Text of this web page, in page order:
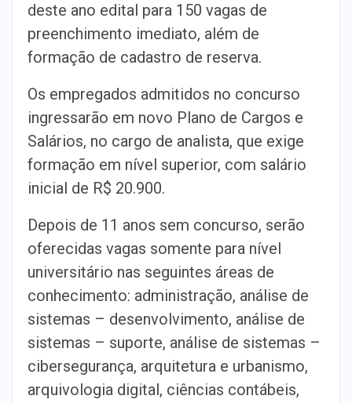
deste ano edital para 150 vagas de
preenchimento imediato, além de
formação de cadastro de reserva.
Os empregados admitidos no concurso
ingressarão em novo Plano de Cargos e
Salários, no cargo de analista, que exige
formação em nível superior, com salário
inicial de R$ 20.900.
Depois de 11 anos sem concurso, serão
oferecidas vagas somente para nível
universitário nas seguintes áreas de
conhecimento: administração, análise de
sistemas – desenvolvimento, análise de
sistemas – suporte, análise de sistemas –
cibersegurança, arquitetura e urbanismo,
arquivologia digital, ciências contábeis,